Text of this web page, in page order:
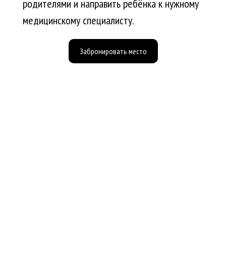
родителями и направить ребёнка к нужному
медицинскому специалисту.
Забронировать место